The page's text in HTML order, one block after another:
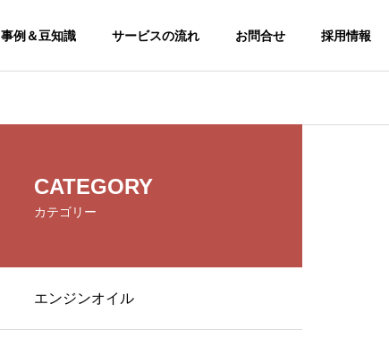
事例＆豆知識 サービスの流れ お問合せ 採用情報
CSR
CATEGORY
カテゴリー
エンジンオイル